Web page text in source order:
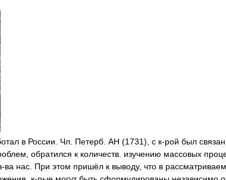
в России Чл Петерб АН (1731), с к-рой был связан
обратился к количеств изучению массовых
-ва нас При этом пришёл к выводу, что в